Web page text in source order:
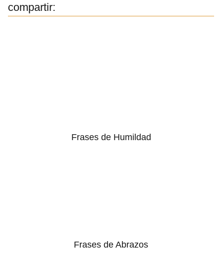
compartir:
Frases de Humildad
Frases de Abrazos